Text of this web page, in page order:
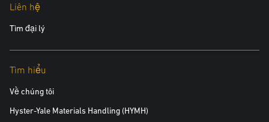
Liên hệ
Tìm đại lý
Tìm hiểu
Về chúng tôi
Hyster-Yale Materials Handling (HYMH)